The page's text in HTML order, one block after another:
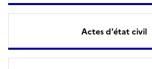
Actes d'état civil